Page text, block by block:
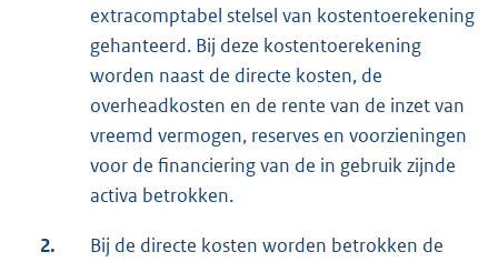
extracomptabel stelsel van kostentoerekening
gehanteerd. Bij deze kostentoerekening
worden naast de directe kosten, de
overheadkosten en de rente van de inzet van
vreemd vermogen, reserves en voorzieningen
voor de financiering van de in gebruik zijnde
activa betrokken.
2.
Bij de directe kosten worden betrokken de